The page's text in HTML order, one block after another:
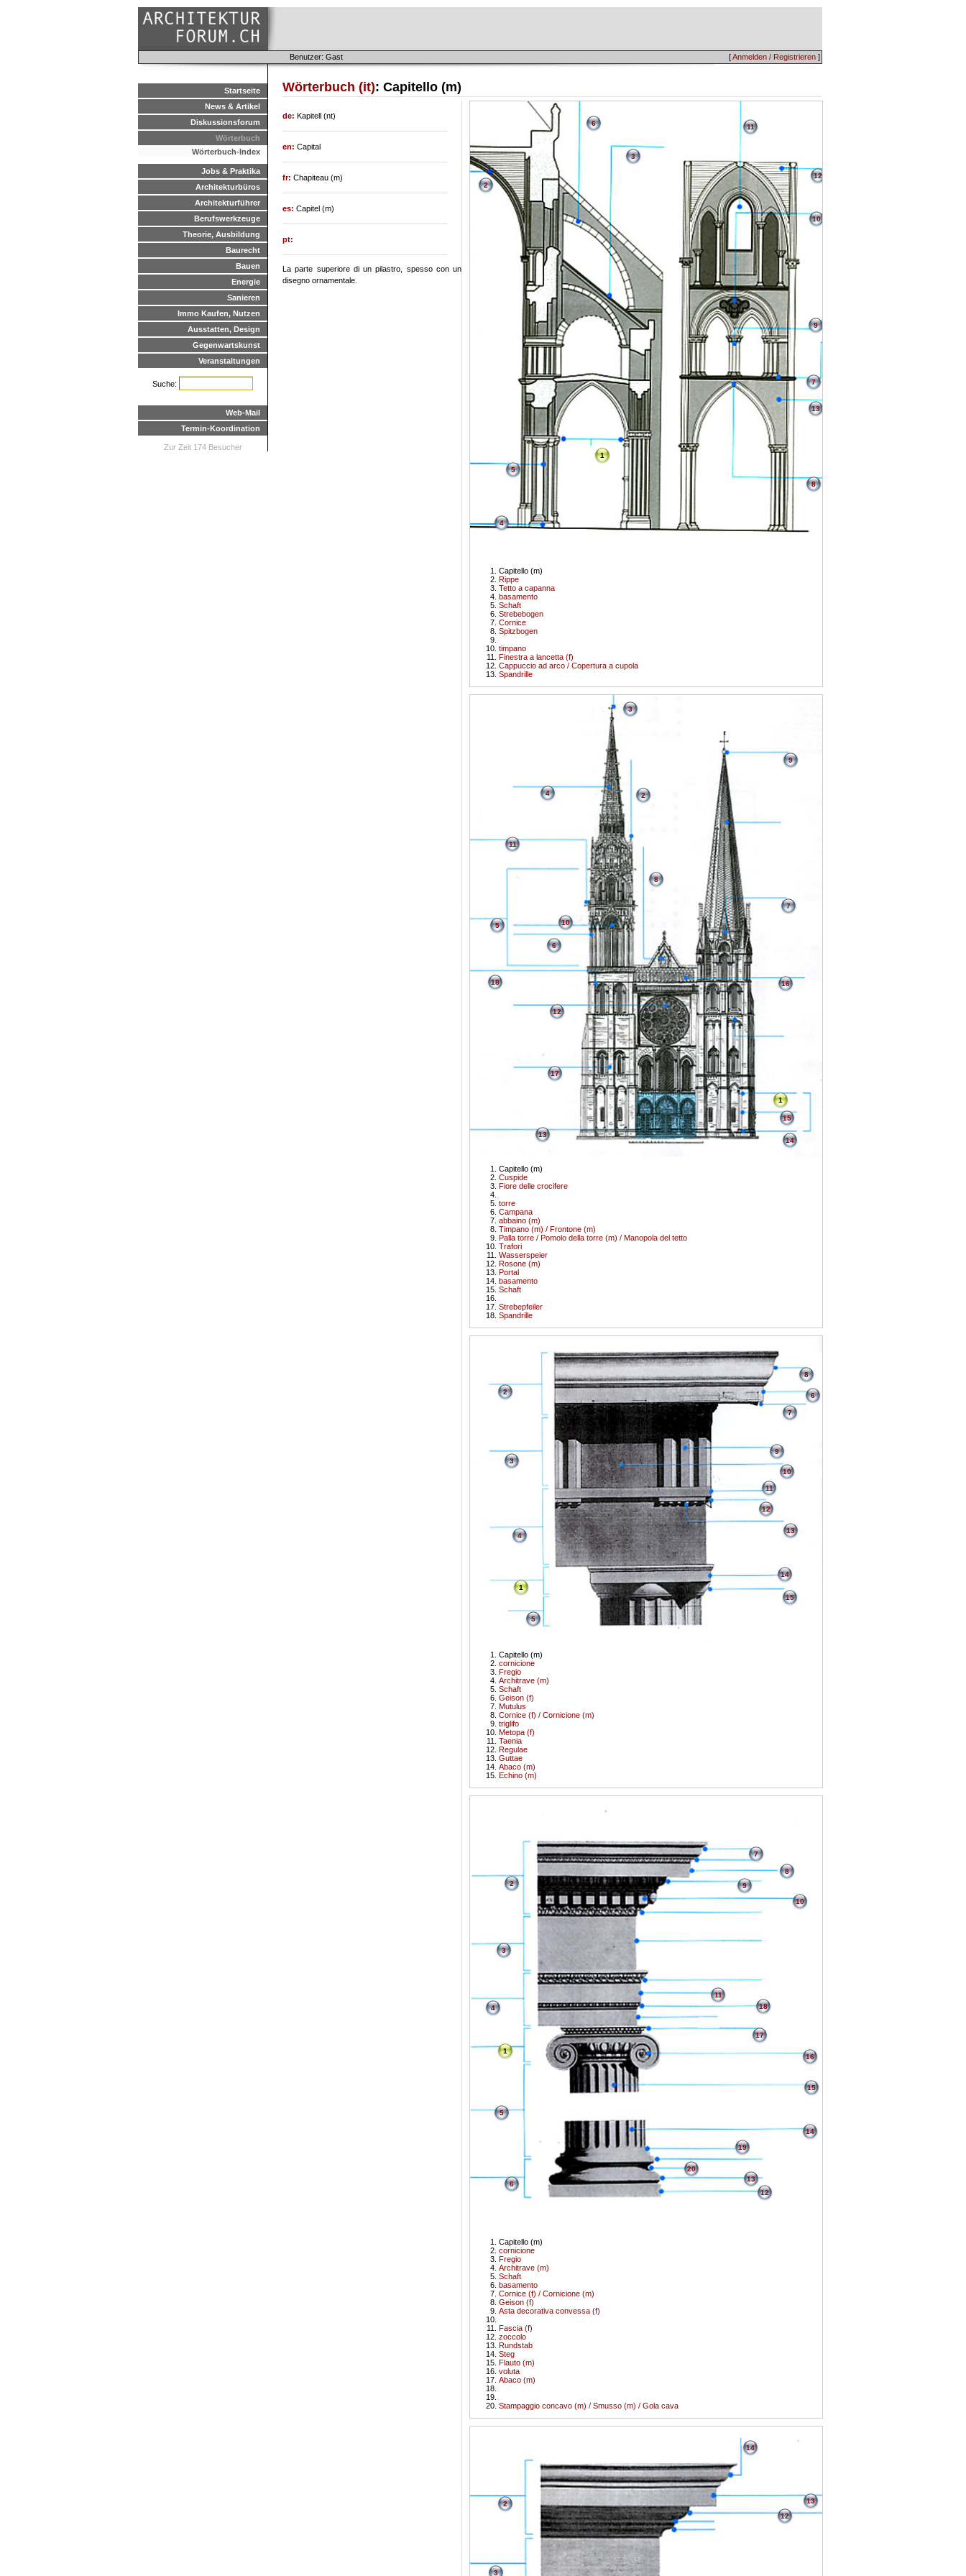
[Anmelden / Registrieren ]
Benutzer: Gast
Startseite
News & Artikel
Diskussionsforum
Wörterbuch
Wörterbuch-Index
Jobs & Praktika
Architekturbüros
Architekturführer
Berufswerkzeuge
Theorie, Ausbildung
Baurecht
Bauen
Energie
Sanieren
Immo Kaufen, Nutzen
Ausstatten, Design
Gegenwartskunst
Veranstaltungen
Suche:
Web-Mail
Termin-Koordination
Zur Zeit 174 Besucher
Wörterbuch (it): Capitello (m)
1
Capitello (m)
Rippe
2
Tetto a capanna
3
basamento
4
Schaft
5
Strebebogen
6
Cornice
7
Spitzbogen
8
9
timpano
10
Finestra a lancetta (f)
11
Cappuccio ad arco / Copertura a cupola
12
Spandrille
13
1
Capitello (m)
Cuspide
2
Fiore delle crocifere
3
4
torre
5
Campana
6
abbaino (m)
7
Timpano (m) / Frontone (m)
8
Palla torre / Pomolo della torre (m) / Manopola del tetto
9
Trafori
10
Wasserspeier
11
Rosone (m)
12
Portal
13
basamento
14
Schaft
15
16
Strebepfeiler
17
Spandrille
18
1
Capitello (m)
cornicione
2
Fregio
3
Architrave (m)
4
Schaft
5
Geison (f)
6
Mutulus
7
Cornice (f) / Cornicione (m)
8
triglifo
9
Metopa (f)
10
Taenia
11
Regulae
12
Guttae
13
Abaco (m)
14
Echino (m)
15
1
Capitello (m)
cornicione
2
Fregio
3
Architrave (m)
4
Schaft
5
basamento
6
Cornice (f) / Cornicione (m)
7
Geison (f)
8
Asta decorativa convessa (f)
9
10
Fascia (f)
11
zoccolo
12
Rundstab
13
Steg
14
Flauto (m)
15
voluta
16
Abaco (m)
17
18
19
Stampaggio concavo (m) / Smusso (m) / Gola cava
20
2
3
12
13
14
de: Kapitell (nt)
en: Capital
fr: Chapiteau (m)
es: Capitel (m)
pt:
La parte superiore di un pilastro, spesso con un
disegno ornamentale.